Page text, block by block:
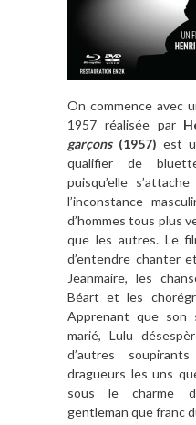
On commence avec
1957 réalisée par
garçons (1957) est
qualifier de
puisqu’elle
l’inconstance
d’hommes tous plus
que les autres. Le
d’entendre chanter
Jeanmaire, les
Béart et les
Apprenant que son
marié, Lulu
d’autres
dragueurs les uns
sous le charme
gentleman que franc